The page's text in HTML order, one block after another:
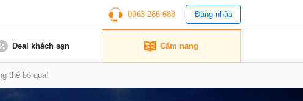
0963 266 688 Đăng nhập
Deal khách sạn Cẩm nang
thể bỏ qua!